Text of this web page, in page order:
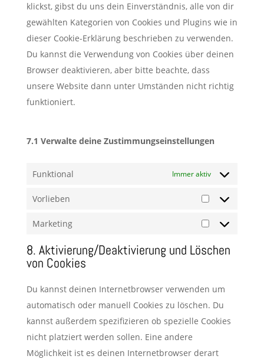
klickst, gibst du uns dein Einverständnis, alle von dir
gewählten Kategorien von Cookies und Plugins wie in
dieser Cookie-Erklärung beschrieben zu verwenden.
Du kannst die Verwendung von Cookies über deinen
Browser deaktivieren, aber bitte beachte, dass
unsere Website dann unter Umständen nicht richtig
funktioniert.
7.1 Verwalte deine Zustimmungseinstellungen
Funktional Immer aktiv
Vorlieben
Vorlieben
Marketing
Marketing
8. Aktivierung/Deaktivierung und Löschen
von Cookies
Du kannst deinen Internetbrowser verwenden um
automatisch oder manuell Cookies zu löschen. Du
kannst außerdem spezifizieren ob spezielle Cookies
nicht platziert werden sollen. Eine andere
Möglichkeit ist es deinen Internetbrowser derart